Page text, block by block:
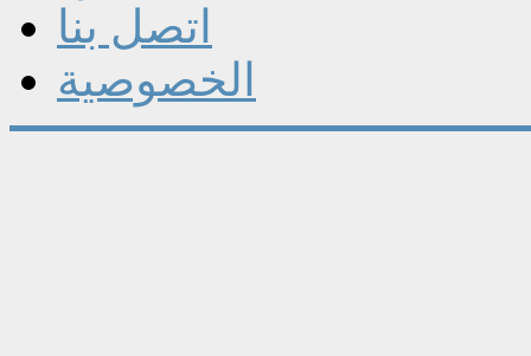
اتصل بنا
الخصوصية